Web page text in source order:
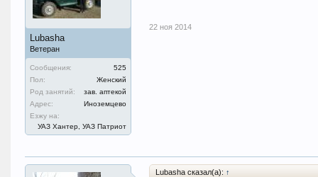
Lubasha
Ветеран
Сообщения:
525
Пол:
Женский
Род занятий:
зав. аптекой
Адрес:
Иноземцево
Езжу на:
УАЗ Хантер, УАЗ Патриот
22 ноя 2014
Lubasha сказал(а): ↑